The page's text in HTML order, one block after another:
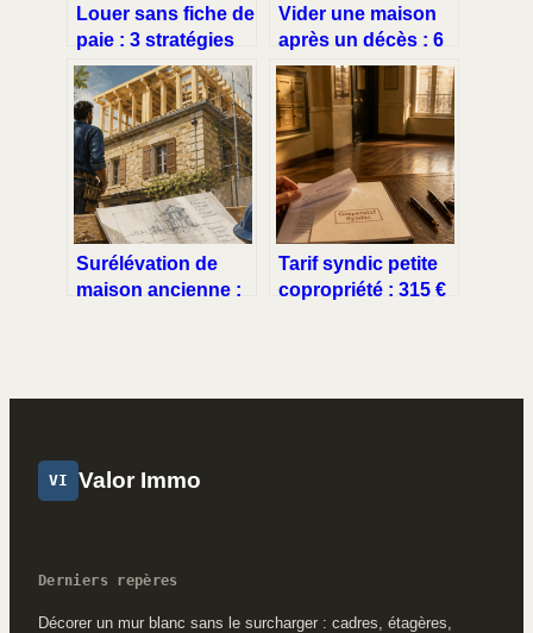
Louer sans fiche de
paie : 3 stratégies
pour transformer
votre dossier en
atout confiance
Vider une maison
après un décès : 6
mois pour agir et 4
étapes pour
organiser la
succession sans
conflit
Surélévation de
maison ancienne :
Tarif syndic petite
copropriété : 315 €
VI Valor Immo
Derniers repères
Décorer un mur blanc sans le surcharger : cadres, étagères,